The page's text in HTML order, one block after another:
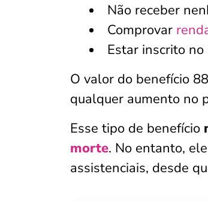
Não receber
Comprovar
Estar inscrito
O valor do benefício
qualquer aumento no
Esse tipo de benefício
morte. No entanto,
assistenciais, desde